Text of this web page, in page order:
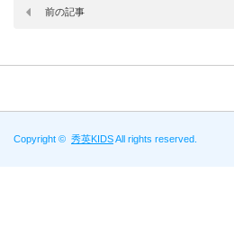
前の記事
Copyright © 秀英KIDSAll rights reserved.